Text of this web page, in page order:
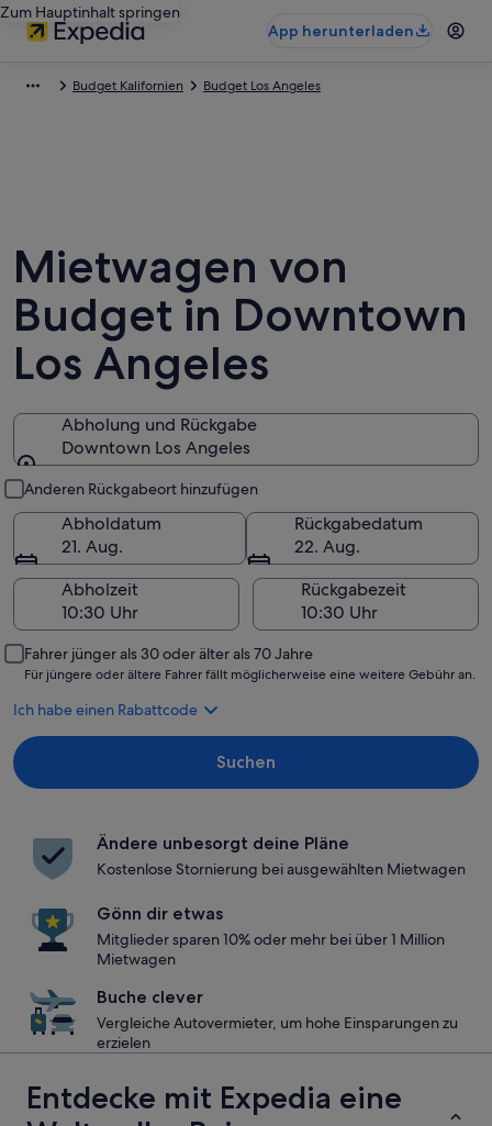
Zum Hauptinhalt springen
App herunterladen
Budget Kalifornien Budget Los Angeles
Mietwagen von
Budget in Downtown
Los Angeles
Abholung und Rückgabe
Downtown Los Angeles
Anderen Rückgabeort hinzufügen
Abholdatum
21. Aug.
Rückgabedatum
22. Aug.
Abholzeit
Rückgabezeit
Fahrer jünger als 30 oder älter als 70 Jahre
Für jüngere oder ältere Fahrer fällt möglicherweise eine weitere Gebühr an.
Ich habe einen Rabattcode
Suchen
Ändere unbesorgt deine Pläne
Kostenlose Stornierung bei ausgewählten Mietwagen
Gönn dir etwas
Mitglieder sparen 10% oder mehr bei über 1 Million
Mietwagen
Buche clever
Vergleiche Autovermieter, um hohe Einsparungen zu
erzielen
Entdecke mit Expedia eine